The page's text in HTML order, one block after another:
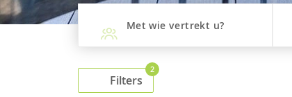
Met wie vertrekt u?
Filters
2